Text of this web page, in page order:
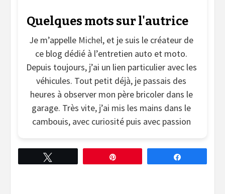
Quelques mots sur l'autrice
Je m’appelle Michel, et je suis le créateur de
ce blog dédié à l’entretien auto et moto.
Depuis toujours, j’ai un lien particulier avec les
véhicules. Tout petit déjà, je passais des
heures à observer mon père bricoler dans le
garage. Très vite, j’ai mis les mains dans le
cambouis, avec curiosité puis avec passion